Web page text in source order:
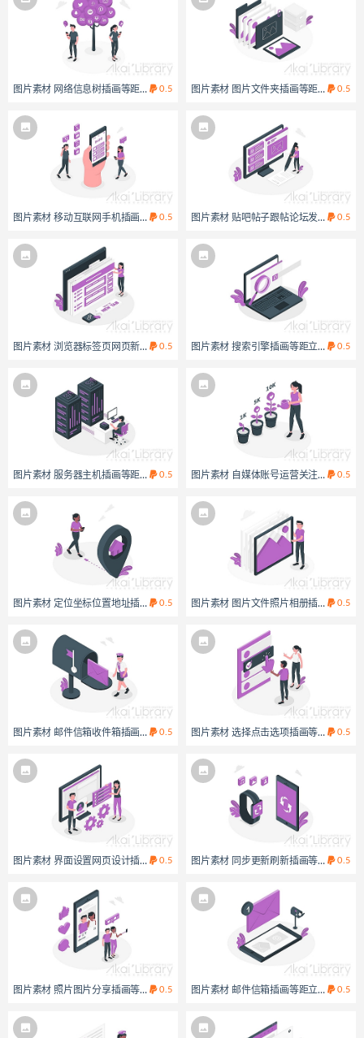
图片素材 网络信息树插画等距立体场景
0.5 图片素材 图片文件夹插画等距立体场景
0.5
图片素材 移动互联网手机插画等距立体场景
0.5 图片素材 贴吧帖子跟帖论坛发言回复插
0.5
图片素材 浏览器标签页网页新窗口插画等距立体场景
0.5 图片素材 搜索引擎插画等距立体场景
0.5
图片素材 服务器主机插画等距立体场景
0.5 图片素材 自媒体账号运营关注增长插画
0.5
图片素材 定位坐标位置地址插画等距立体场景
0.5 图片素材 图片文件照片相册插画等距立
0.5
图片素材 邮件信箱收件箱插画等距立体场景
0.5 图片素材 选择点击选项插画等距立体场
0.5
图片素材 界面设置网页设计插画等距立体场景
0.5 图片素材 同步更新刷新插画等距立体场
0.5
图片素材 照片图片分享插画等距立体场景
0.5 图片素材 邮件信箱插画等距立体场景
0.5